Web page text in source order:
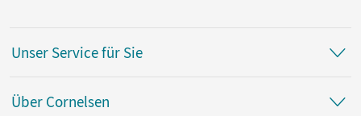
Unser Service für Sie
Über Cornelsen